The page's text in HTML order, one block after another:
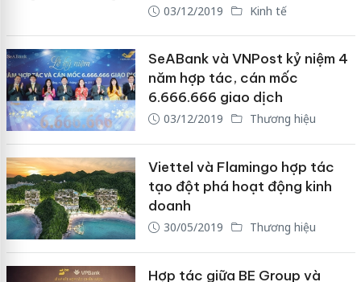
03/12/2019 Kinh tế
SeABank và VNPost kỷ niệm 4
năm hợp tác, cán mốc
6.666.666 giao dịch
03/12/2019 Thương hiệu
Viettel và Flamingo hợp tác
tạo đột phá hoạt động kinh
doanh
30/05/2019 Thương hiệu
Hợp tác giữa BE Group và